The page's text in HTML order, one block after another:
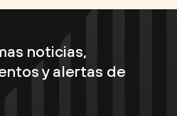
noticias,
y alertas de